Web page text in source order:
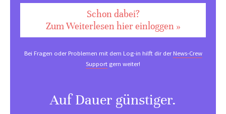
Schon dabei?
Zum Weiterlesen hier einloggen »
Bei Fragen oder Problemen mit dem Log-in hilft dir derNews-Crew
Support gern weiter!
Auf Dauer günstiger.